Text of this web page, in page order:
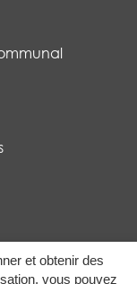
et obtenir des
vous pouvez